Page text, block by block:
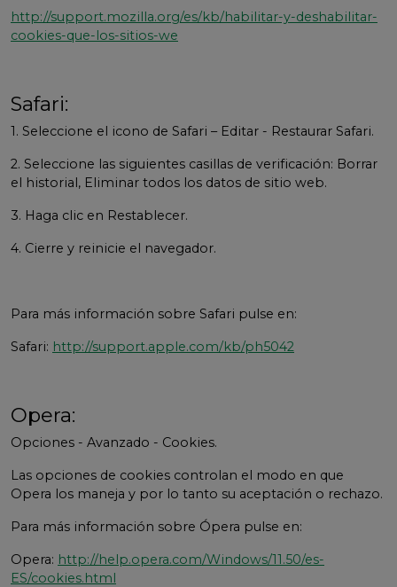
http://support.mozilla.org/es/kb/habilitar-y-deshabilitar-
cookies-que-los-sitios-we
Safari:
1. Seleccione el icono de Safari – Editar - Restaurar Safari.
2. Seleccione las siguientes casillas de verificación: Borrar
el historial, Eliminar todos los datos de sitio web.
3. Haga clic en Restablecer.
4. Cierre y reinicie el navegador.
Para más información sobre Safari pulse en:
Safari: http://support.apple.com/kb/ph5042
Opera:
Opciones - Avanzado - Cookies.
Las opciones de cookies controlan el modo en que
Opera los maneja y por lo tanto su aceptación o rechazo.
Para más información sobre Ópera pulse en:
Opera: http://help.opera.com/Windows/11.50/es-
ES/cookies.html